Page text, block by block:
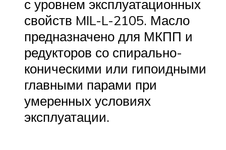
с уровнем эксплуатационных
свойств MIL-L-2105. Масло
предназначено для МКПП и
редукторов со спирально-
коническими или гипоидными
главными парами при
умеренных условиях
эксплуатации.